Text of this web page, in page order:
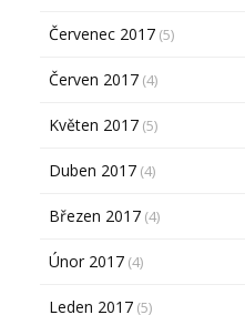
Červenec 2017 (5)
Červen 2017 (4)
Květen 2017 (5)
Duben 2017 (4)
Březen 2017 (4)
Únor 2017 (4)
Leden 2017 (5)